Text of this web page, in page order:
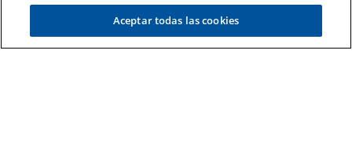
Duke Cancer Institute
Duke Children's
Aceptar todas las cookies